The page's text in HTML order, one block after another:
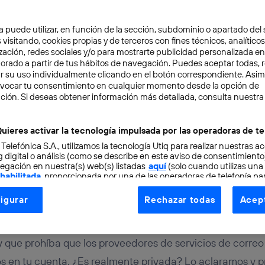
4 min
tu cuenta de correo
que prohíba que los proveedores de servicios de
en tu cuenta. ¿Es realmente privada? Lo aclaramos y
puede utilizar, en función de la sección, subdominio o apartado del
visitando, cookies propias y de terceros con fines técnicos,
redes sociales y/o para mostrarte publicidad personalizada
a partir de tus hábitos de navegación. Puedes aceptar todas,
su uso individualmente clicando en el botón correspondiente.
tu consentimiento en cualquier momento desde la opción de
Si deseas obtener información más detallada, consulta nuestra
activar la tecnología impulsada por las operadoras de
S.A., utilizamos la tecnología Utiq para realizar nuestras
digital o análisis (como se describe en este aviso de
en nuestra(s) web(s) listadas aquí(solo cuando utilizas una
, proporcionada por una de las operadoras de telefonía
consentimiento en cada página web).
Utiq está diseñada con la privacidad como prioridad
tu dirección IP y otra información de la cuenta de cliente de
la conexión que utilizas (p. ej., número de teléfono móvil).
Rechazar todas